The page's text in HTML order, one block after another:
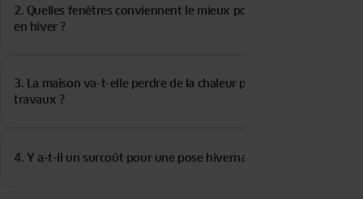
2. Quelles fenêtres conviennent le mieux pour une pose
en hiver ?
froid et à l’humidité. Lebois, plus sensible à la dilatation, peut
aussi être posé, mais seulement par temps sec et doux, avec
3. La maison va-t-elle perdre de la chaleur pendant les
travaux ?
techniciens posent ou remplacent une fenêtre à la fois, et
isolent les zones de travail avec des bâches thermiques. Les
4. Y a-t-il un surcoût pour une pose hivernale ?